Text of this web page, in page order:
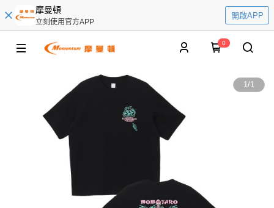
摩曼頓
立刻使用官方APP
開啟APP
0
1/1